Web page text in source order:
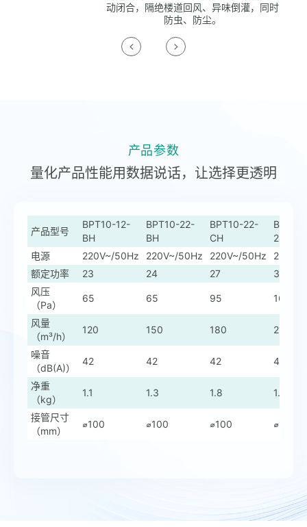
动闭合，隔绝楼道回风、异味倒灌，同时
防虫、防尘。
产品参数
量化产品性能用数据说话，让选择更透明
产品型号
BPT10-12-
BH
BPT10-22-
BH
BPT10-22-
CH
BPT10-
24S35
电源
220V~/50Hz 220V~/50Hz 220V~/50Hz
额定功率
23 24 27
30
风压
（Pa）
65 65 95 165
风量
（m³/h）
120 150 180 210
噪音
（dB(A)）
42 42 42 41
净重
（kg）
1.1 1.3 1.8 1.8
接管尺寸
（mm）
⌀100 ⌀100 ⌀100 ⌀100